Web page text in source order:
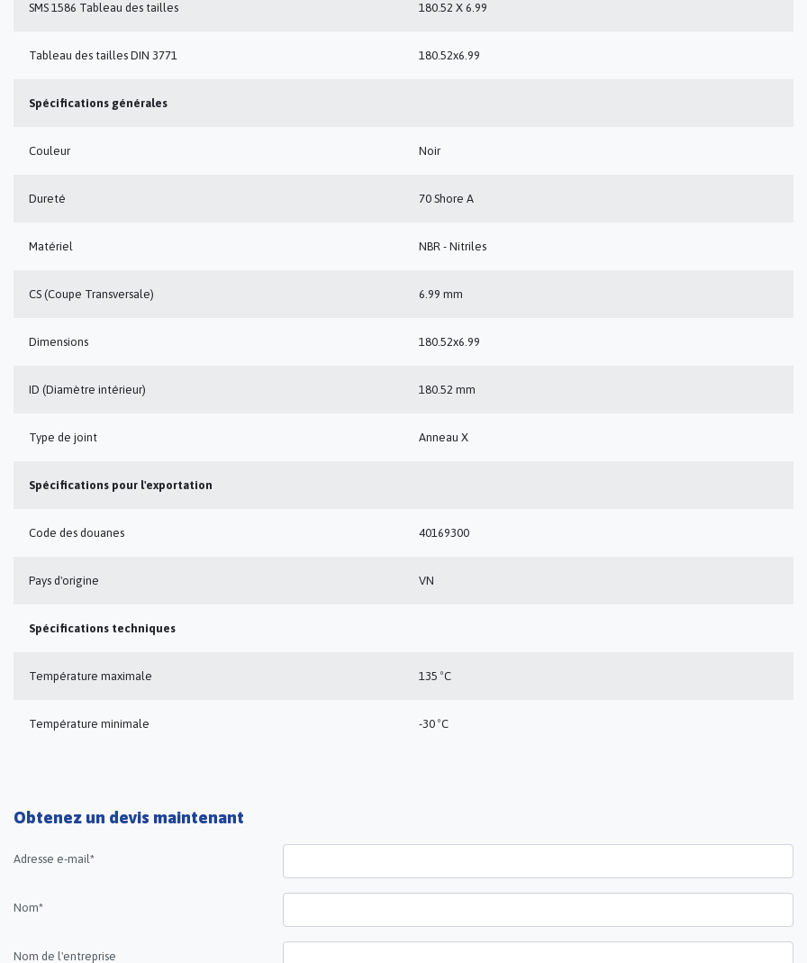
SMS 1586 Tableau des tailles 180.52 X 6.99
Tableau des tailles DIN 3771 180.52x6.99
Spécifications générales
Couleur Noir
Dureté 70 Shore A
Matériel NBR - Nitriles
CS (Coupe Transversale) 6.99 mm
Dimensions 180.52x6.99
ID (Diamètre intérieur) 180.52 mm
Type de joint Anneau X
Spécifications pour l'exportation
Code des douanes 40169300
Pays d'origine VN
Spécifications techniques
Température maximale 135 ºC
Température minimale -30 ºC
Obtenez un devis maintenant
Adresse e-mail*
Nom*
Nom de l'entreprise